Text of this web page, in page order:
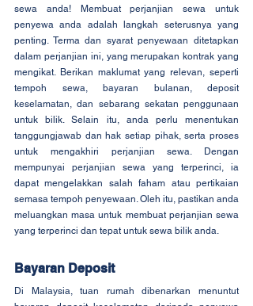
sewa anda! Membuat perjanjian sewa untuk
penyewa anda adalah langkah seterusnya yang
penting. Terma dan syarat penyewaan ditetapkan
dalam perjanjian ini, yang merupakan kontrak yang
mengikat. Berikan maklumat yang relevan, seperti
tempoh sewa, bayaran bulanan, deposit
keselamatan, dan sebarang sekatan penggunaan
untuk bilik. Selain itu, anda perlu menentukan
tanggungjawab dan hak setiap pihak, serta proses
untuk mengakhiri perjanjian sewa. Dengan
mempunyai perjanjian sewa yang terperinci, ia
dapat mengelakkan salah faham atau pertikaian
semasa tempoh penyewaan. Oleh itu, pastikan anda
meluangkan masa untuk membuat perjanjian sewa
yang terperinci dan tepat untuk sewa bilik anda.
Bayaran Deposit
Di Malaysia, tuan rumah dibenarkan menuntut